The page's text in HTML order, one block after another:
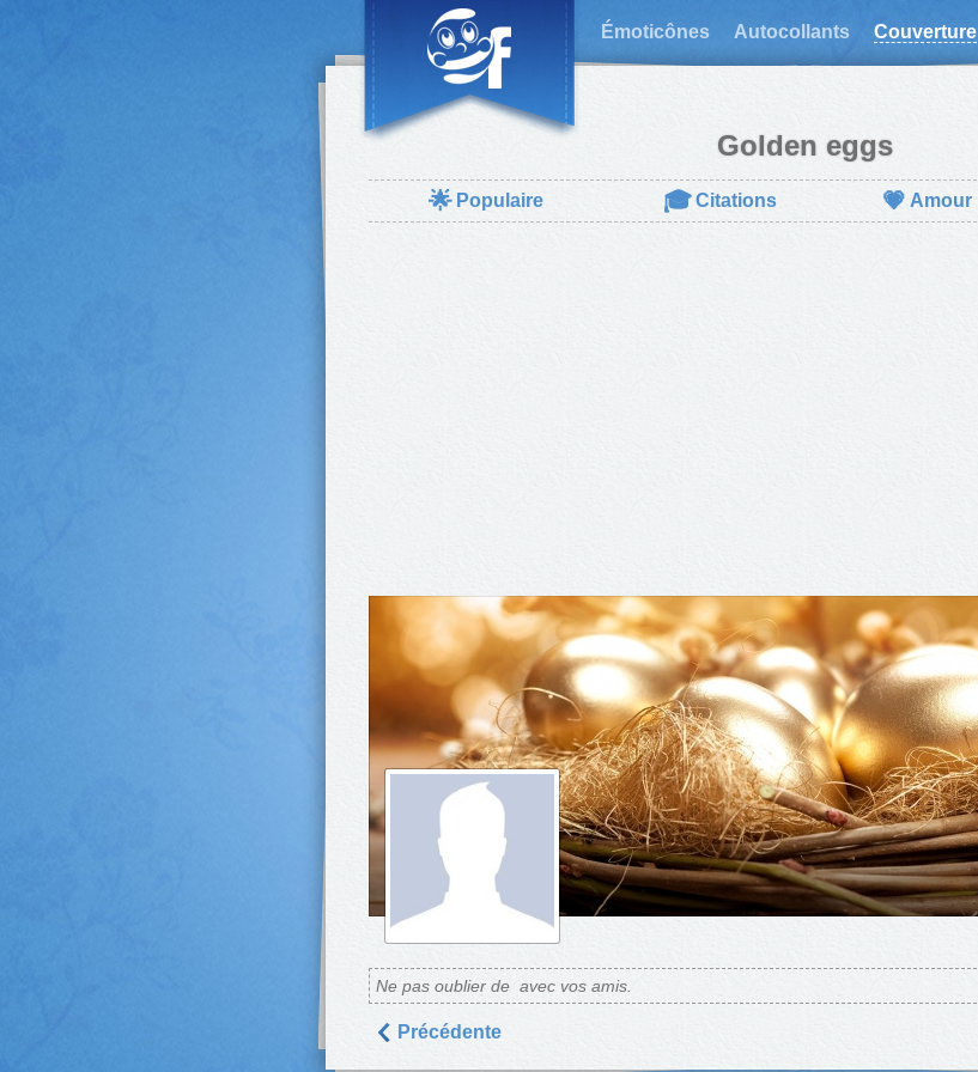
Émoticônes Autocollants Couverture
Golden eggs
🌟 Populaire 🎓 Citations 💗 Amour
Ne pas oublier de avec vos amis.
Précédente